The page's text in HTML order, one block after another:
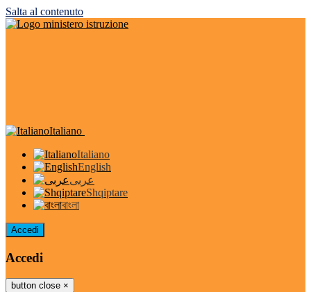
Salta al contenuto
Italiano
Italiano
English
عربى
Shqiptare
বাংলা
Accedi
Accedi
button close ×